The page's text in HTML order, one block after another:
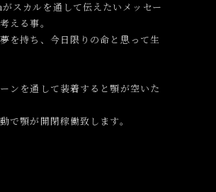
スカルを通して伝えたいメッセー
える事。
を持ち、今日限りの命と思って生
ンを通して装着すると顎が空いた
で顎が開閉稼働致します。